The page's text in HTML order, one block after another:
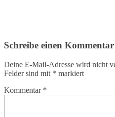
Schreibe einen Kommentar
Deine E-Mail-Adresse wird nicht
Felder sind mit * markiert
Kommentar *